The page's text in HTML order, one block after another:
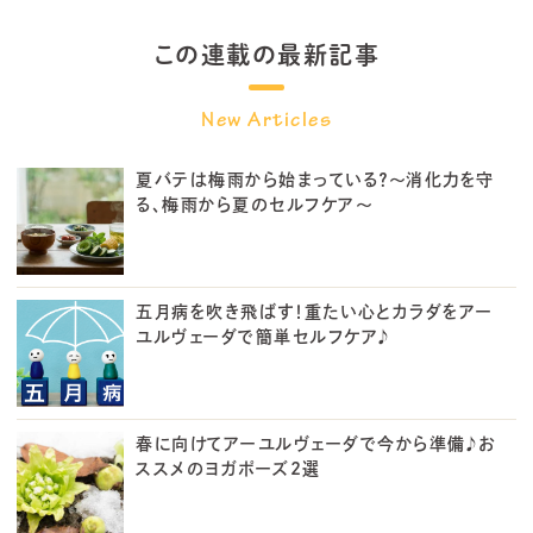
この連載の最新記事
夏バテは梅雨から始まっている？〜消化力を守
る、梅雨から夏のセルフケア〜
五月病を吹き飛ばす！重たい心とカラダをアー
ユルヴェーダで簡単セルフケア♪
春に向けてアーユルヴェーダで今から準備♪お
ススメのヨガポーズ2選